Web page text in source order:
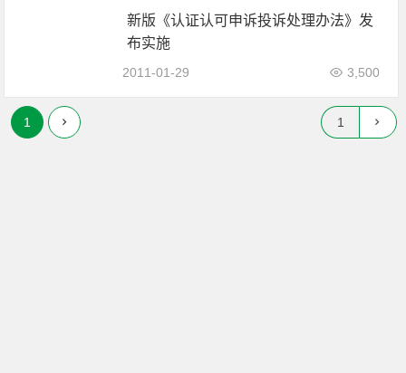
新版《认证认可申诉投诉处理办法》发
布实施
2011-01-29 3,500
1